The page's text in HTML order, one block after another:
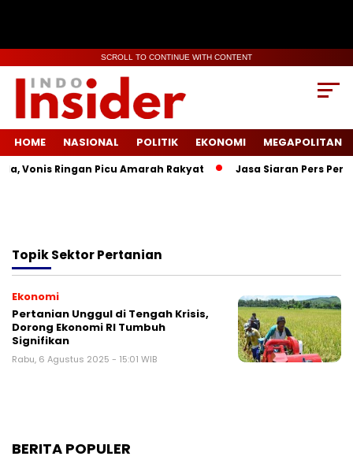
SCROLL TO CONTINUE WITH CONTENT
HOME NASIONAL POLITIK EKONOMI MEGAPOLITAN
Vonis Ringan Picu Amarah Rakyat Jasa Siaran Pers
TopikSektor Pertanian
Ekonomi
Pertanian Unggul di Tengah Krisis,
Dorong Ekonomi RI Tumbuh
Signifikan
Rabu, 6 Agustus 2025 - 15:01 WIB
BERITA POPULER